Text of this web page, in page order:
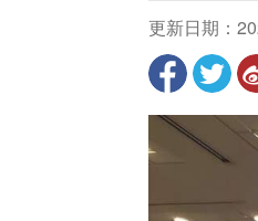
更新日期：